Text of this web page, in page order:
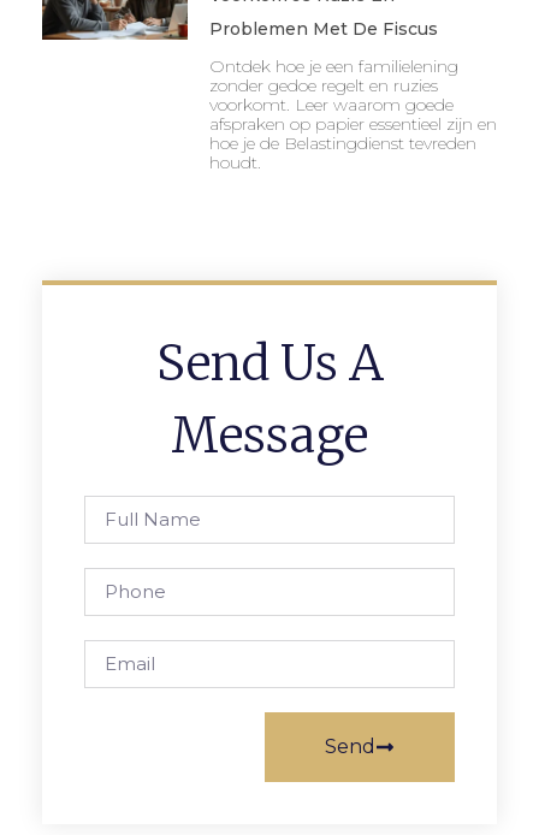
Problemen Met De Fiscus
Ontdek hoe je een familielening
zonder gedoe regelt en ruzies
voorkomt. Leer waarom goede
afspraken op papier essentieel zijn en
hoe je de Belastingdienst tevreden
houdt.
Send Us A
Message
Send